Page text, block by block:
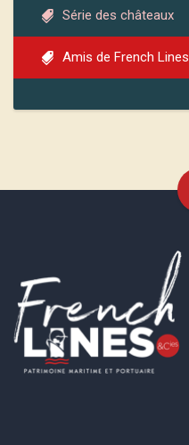
Série des châteaux
Amis de French Lines